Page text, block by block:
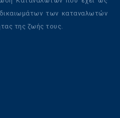
των καταναλωτών
της ζωής τους.